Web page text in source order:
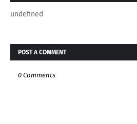
undefined
POST A COMMENT
0 Comments